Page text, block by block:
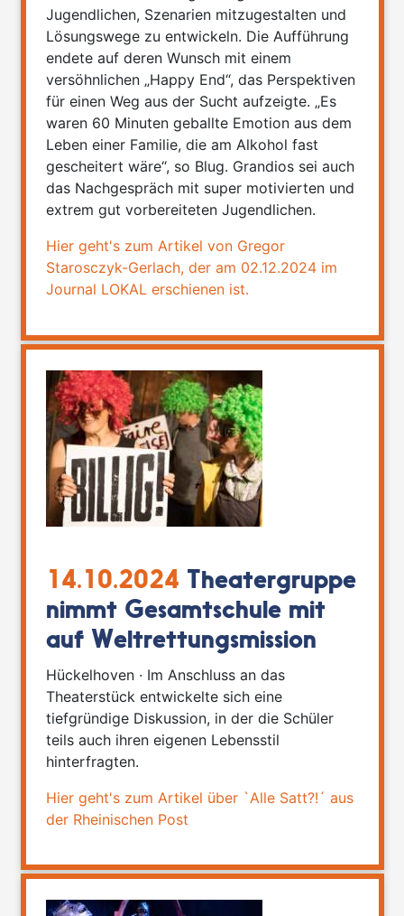
Jugendlichen, Szenarien mitzugestalten und
Lösungswege zu entwickeln. Die Aufführung
endete auf deren Wunsch mit einem
versöhnlichen „Happy End“, das Perspektiven
für einen Weg aus der Sucht aufzeigte. „Es
waren 60 Minuten geballte Emotion aus dem
Leben einer Familie, die am Alkohol fast
gescheitert wäre“, so Blug. Grandios sei auch
das Nachgespräch mit super motivierten und
extrem gut vorbereiteten Jugendlichen.
Hier geht's zum Artikel von Gregor
Starosczyk-Gerlach, der am 02.12.2024 im
Journal LOKAL erschienen ist.
14.10.2024 Theatergruppe
nimmt Gesamtschule mit
auf Weltrettungsmission
Hückelhoven · Im Anschluss an das
Theaterstück entwickelte sich eine
tiefgründige Diskussion, in der die Schüler
teils auch ihren eigenen Lebensstil
hinterfragten.
Hier geht's zum Artikel über `Alle Satt?!´ aus
der Rheinischen Post